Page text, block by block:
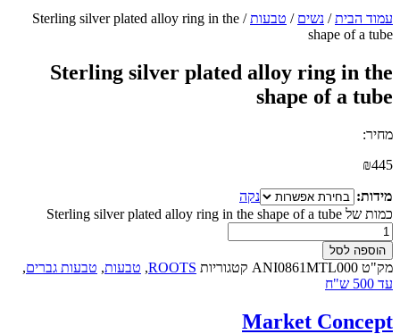
עמוד הבית/ נשים / טבעות
/ Sterling silver plated alloy ring in the
shape of a tube
Sterling silver plated alloy ring in the
shape of a tube
מחיר:
₪445
מידות:
נקה
כמות של Sterling silver plated alloy ring in the shape of a tube
הוספה לסל
מק"ט ANI0861MTL000 קטגוריות ROOTS
, טבעות, טבעות גברים,
עד 500 ש"ח
Market Concept